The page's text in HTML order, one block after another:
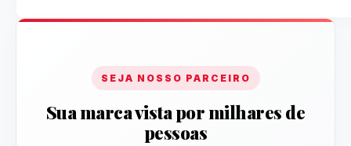
SEJA NOSSO PARCEIRO
Sua marca vista por milhares de
pessoas